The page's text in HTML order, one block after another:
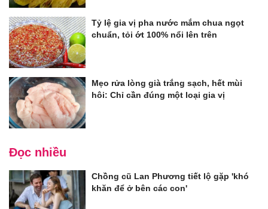
Tỷ lệ gia vị pha nước mắm chua ngọt
chuẩn, tỏi ớt 100% nổi lên trên
Mẹo rửa lòng già trắng sạch, hết mùi
hôi: Chỉ cần đúng một loại gia vị
Đọc nhiều
Chồng cũ Lan Phương tiết lộ gặp 'khó
khăn để ở bên các con'